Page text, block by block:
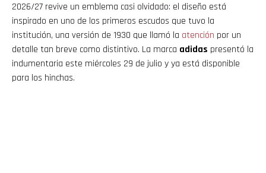
2026/27 revive un emblema casi olvidado: el diseño está
inspirado en uno de los primeros escudos que tuvo la
institución, una versión de 1930 que llamó la atención por un
detalle tan breve como distintivo. La marca adidas presentó la
indumentaria este miércoles 29 de julio y ya está disponible
para los hinchas.